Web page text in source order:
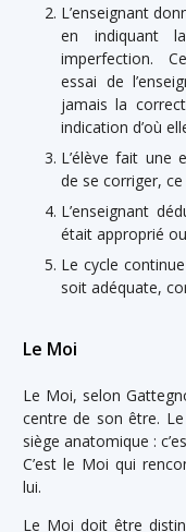
L’enseignant
en indiquant
imperfection.
essai de
jamais la
indication d’où
L’élève fait une
de se corriger,
L’enseignant
était approprié
Le cycle
soit adéquate,
Le Moi
Le Moi, selon
centre de son être.
siège anatomique :
C’est le Moi qui
lui.
Le Moi doit être